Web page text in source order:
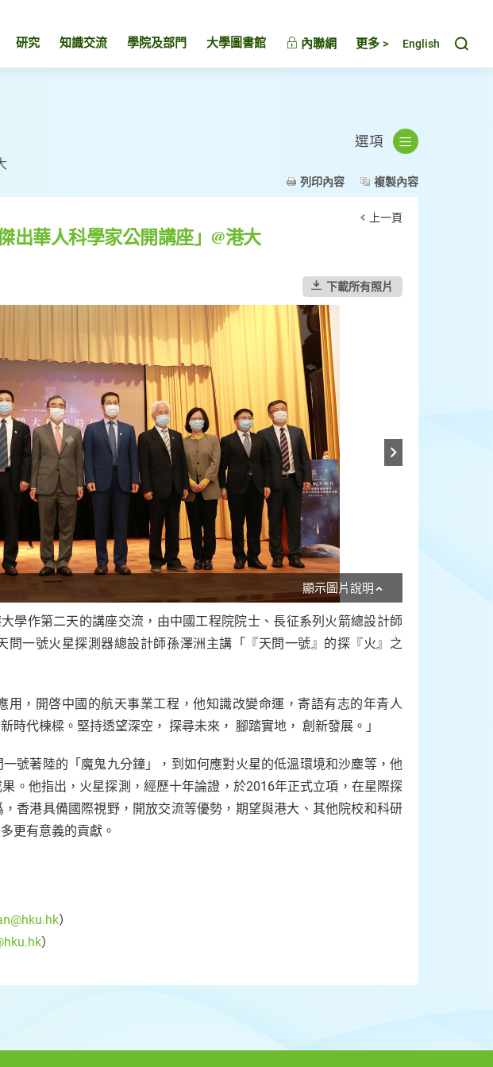
研究 知識交流 學院及部門 大學圖書館 內聯網 更多 > English
選項
列印內容 複製內容
上一頁
出華人科學家公開講座」@港大
下載所有照片
顯示圖片說明
學作第二天的講座交流，由中國工程院院士、長征系列火箭總設計師
問一號火星探測器總設計師孫澤洲主講「『天問一號』的探『火』之
，開啓中國的航天事業工程，他知識改變命運，寄語有志的年青人
時代棟樑。堅持透望深空， 探尋未來， 腳踏實地， 創新發展。」
號著陸的「魔鬼九分鐘」，到如何應對火星的低溫環境和沙塵等，他
。他指出，火星探測，經歷十年論證，於2016年正式立項，在星際探
香港具備國際視野，開放交流等優勢，期望與港大、其他院校和科研
更有意義的貢獻。
）
）